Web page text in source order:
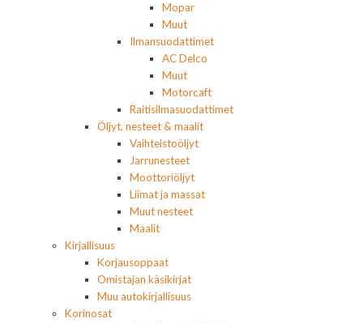
Mopar
Muut
Ilmansuodattimet
AC Delco
Muut
Motorcaft
Raitisilmasuodattimet
Öljyt, nesteet & maalit
Vaihteistoöljyt
Jarrunesteet
Moottoriöljyt
Liimat ja massat
Muut nesteet
Maalit
Kirjallisuus
Korjausoppaat
Omistajan käsikirjat
Muu autokirjallisuus
Korinosat